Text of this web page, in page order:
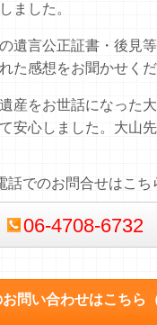
ました。
遺言公正証書・後見
た感想をお聞かせくだ
産をお世話になった
安心しました。大山
話でのお問合せはこち
06-4708-6732
お問い合わせはこちら